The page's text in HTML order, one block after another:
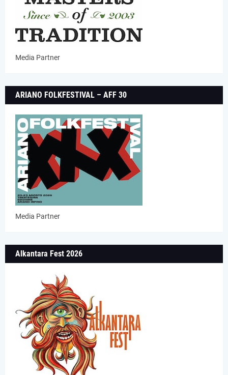
Media Partner
ARIANO FOLKFESTIVAL – AFF 30
Media Partner
Alkantara Fest 2026